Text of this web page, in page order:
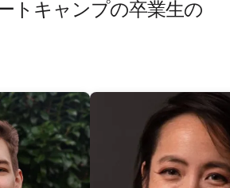
トキャンプの卒業生の